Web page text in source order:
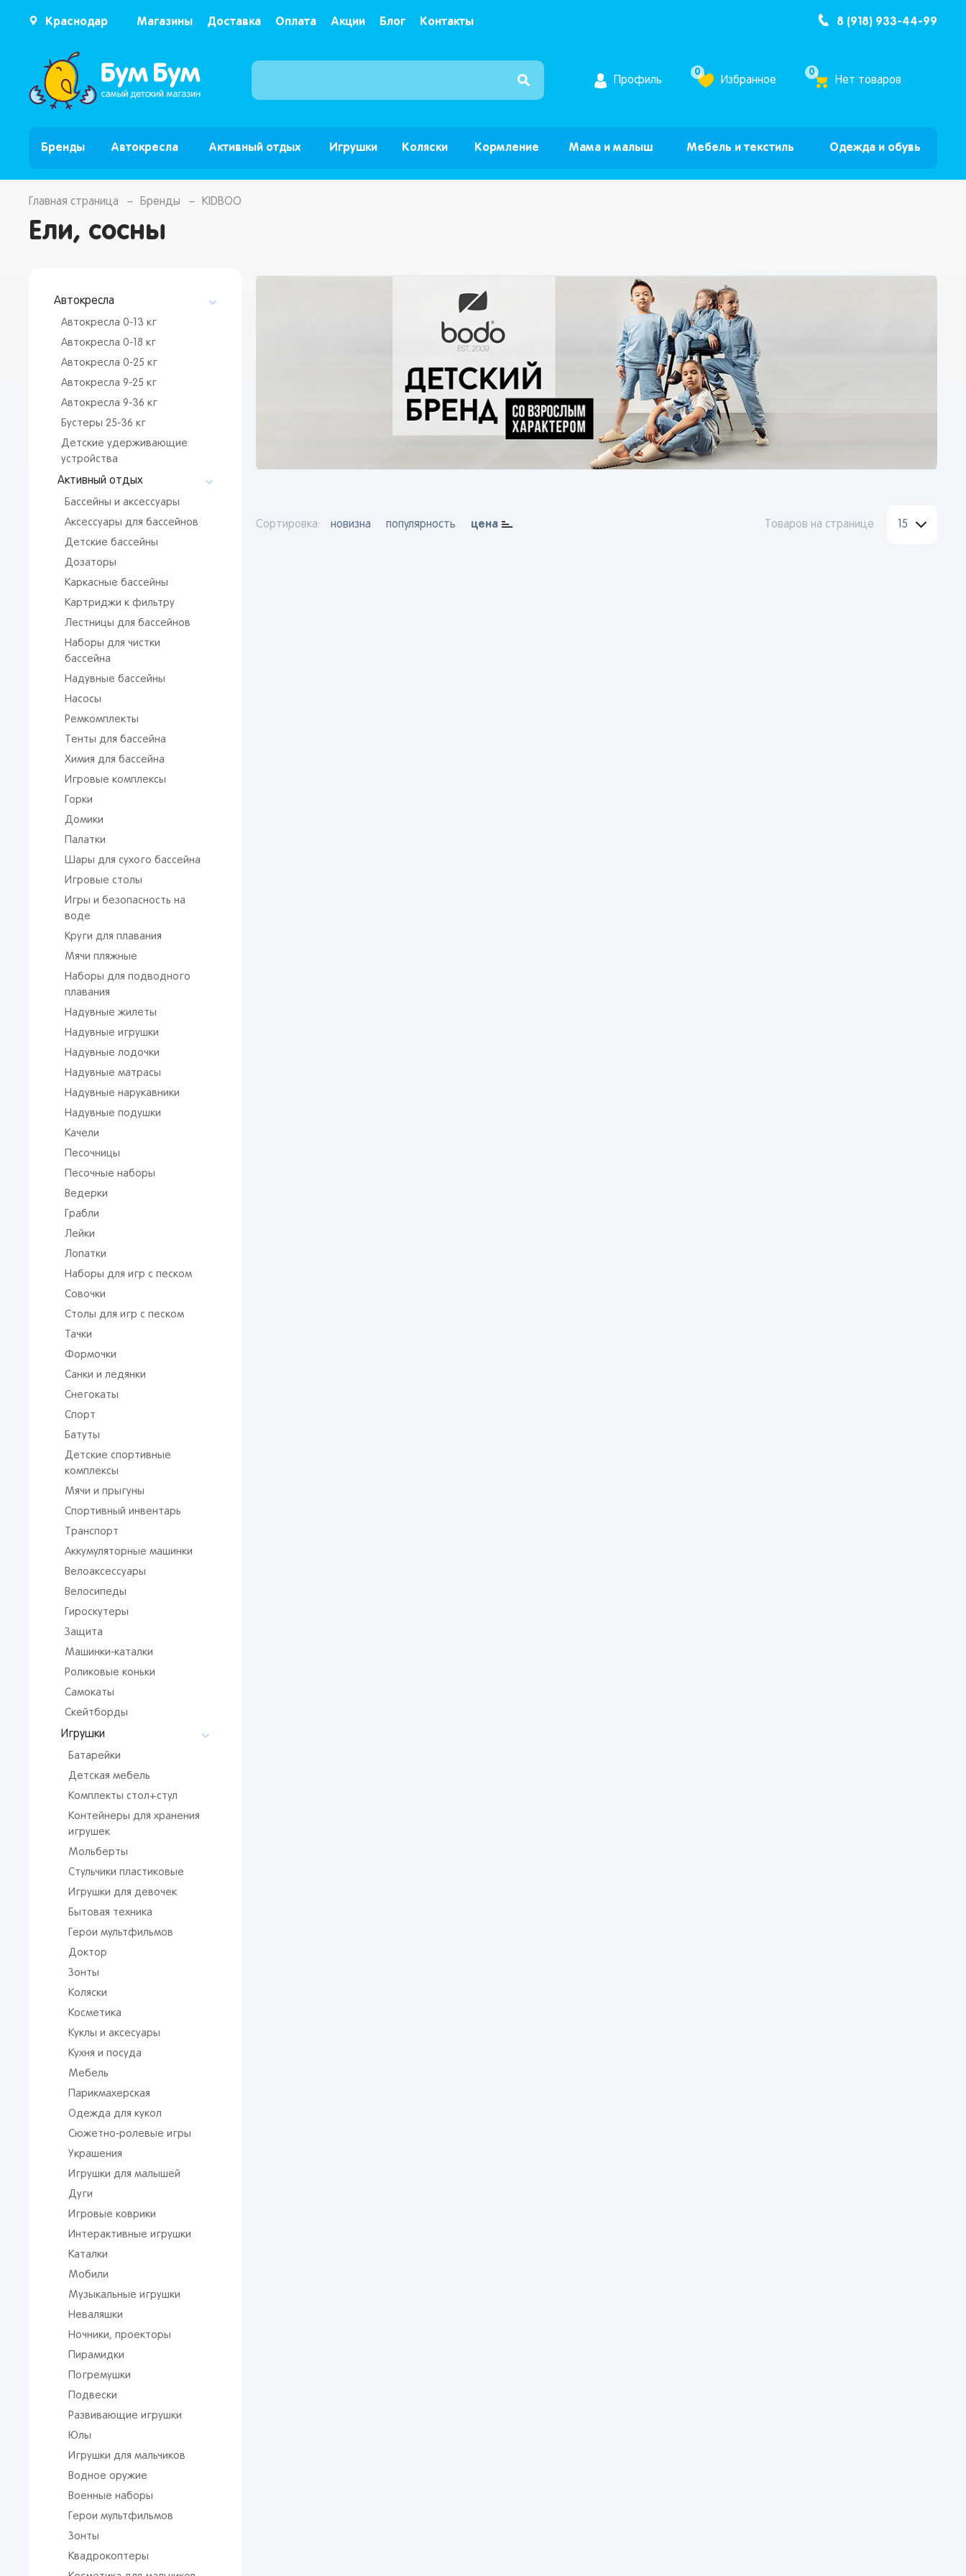
Краснодар Магазины Доставка Оплата Акции Блог Контакты 8 (918) 933-44-99
Интернет магазин детских товаров и игрушек ”Бум Бум”
Профиль
0
Избранное
0
Нет товаров
Бренды Автокресла Активный отдых Игрушки Коляски Кормление Мама и малыш Мебель и текстиль Одежда и обувь
Главная страница Бренды KIDBOO
Ели, сосны
Автокресла
Автокресла 0-13 кг
Автокресла 0-18 кг
Автокресла 0-25 кг
Автокресла 9-25 кг
Автокресла 9-36 кг
Бустеры 25-36 кг
Детские удерживающие
устройства
Активный отдых
Бассейны и аксессуары
Аксессуары для бассейнов
Детские бассейны
Дозаторы
Каркасные бассейны
Картриджи к фильтру
Лестницы для бассейнов
Наборы для чистки
бассейна
Надувные бассейны
Насосы
Ремкомплекты
Тенты для бассейна
Химия для бассейна
Игровые комплексы
Горки
Домики
Палатки
Шары для сухого бассейна
Игровые столы
Игры и безопасность на
воде
Круги для плавания
Мячи пляжные
Наборы для подводного
плавания
Надувные жилеты
Надувные игрушки
Надувные лодочки
Надувные матрасы
Надувные нарукавники
Надувные подушки
Качели
Песочницы
Песочные наборы
Ведерки
Грабли
Лейки
Лопатки
Наборы для игр с песком
Совочки
Столы для игр с песком
Тачки
Формочки
Санки и ледянки
Снегокаты
Спорт
Батуты
Детские спортивные
комплексы
Мячи и прыгуны
Спортивный инвентарь
Транспорт
Аккумуляторные машинки
Велоаксессуары
Велосипеды
Гироскутеры
Защита
Машинки-каталки
Роликовые коньки
Самокаты
Скейтборды
Игрушки
Батарейки
Детская мебель
Комплекты стол+стул
Контейнеры для хранения
игрушек
Мольберты
Стульчики пластиковые
Игрушки для девочек
Бытовая техника
Герои мультфильмов
Доктор
Зонты
Коляски
Косметика
Куклы и аксесуары
Кухня и посуда
Мебель
Парикмахерская
Одежда для кукол
Сюжетно-ролевые игры
Украшения
Игрушки для малышей
Дуги
Игровые коврики
Интерактивные игрушки
Каталки
Мобили
Музыкальные игрушки
Неваляшки
Ночники, проекторы
Пирамидки
Погремушки
Подвески
Развивающие игрушки
Юлы
Игрушки для мальчиков
Водное оружие
Военные наборы
Герои мультфильмов
Зонты
Квадрокоптеры
Сортировка: новизна популярность цена Товаров на странице 15